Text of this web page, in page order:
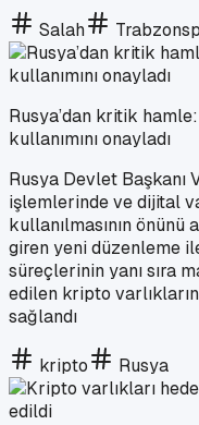
Salah
Rusya’dan kritik
kullanımını onayladı
Rusya Devlet Başkanı
işlemlerinde ve dijital
kullanılmasının önünü
giren yeni düzenleme
süreçlerinin yanı sıra
edilen kripto
sağlandı
kripto Rusya